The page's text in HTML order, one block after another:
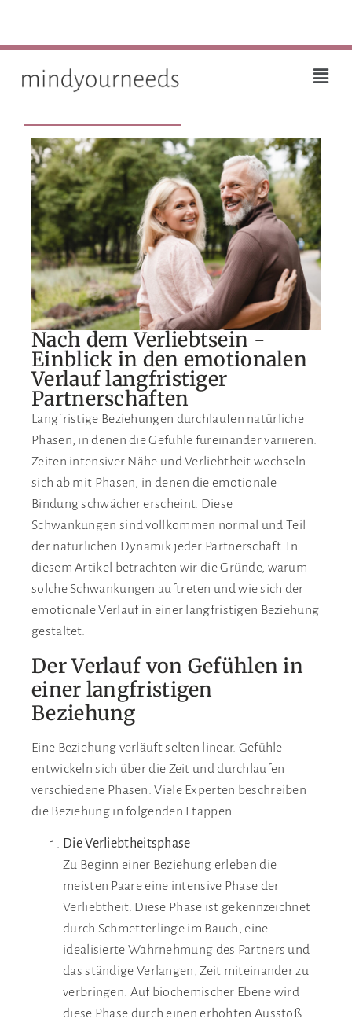
Nach dem Verliebtsein -
Einblick in den emotionalen
Verlauf langfristiger
Partnerschaften
Langfristige Beziehungen durchlaufen natürliche
Phasen, in denen die Gefühle füreinander variieren.
Zeiten intensiver Nähe und Verliebtheit wechseln
sich ab mit Phasen, in denen die emotionale
Bindung schwächer erscheint. Diese
Schwankungen sind vollkommen normal und Teil
der natürlichen Dynamik jeder Partnerschaft. In
diesem Artikel betrachten wir die Gründe, warum
solche Schwankungen auftreten und wie sich der
emotionale Verlauf in einer langfristigen Beziehung
gestaltet.
Der Verlauf von Gefühlen in
einer langfristigen
Beziehung
Eine Beziehung verläuft selten linear. Gefühle
entwickeln sich über die Zeit und durchlaufen
verschiedene Phasen. Viele Experten beschreiben
die Beziehung in folgenden Etappen:
Die Verliebtheitsphase
Zu Beginn einer Beziehung erleben die
meisten Paare eine intensive Phase der
Verliebtheit. Diese Phase ist gekennzeichnet
durch Schmetterlinge im Bauch, eine
idealisierte Wahrnehmung des Partners und
das ständige Verlangen, Zeit miteinander zu
verbringen. Auf biochemischer Ebene wird
diese Phase durch einen erhöhten Ausstoß